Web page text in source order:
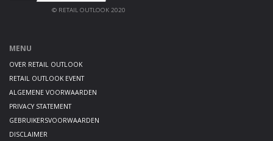
© RETAIL OUTLOOK 2020
MENU
OVER RETAIL OUTLOOK
RETAIL OUTLOOK EVENT
ALGEMENE VOORWAARDEN
PRIVACY STATEMENT
GEBRUIKERSVOORWAARDEN
DISCLAIMER